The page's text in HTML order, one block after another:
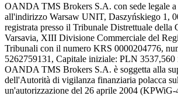
OANDA TMS Brokers S.A. con sede legale a
all'indirizzo Warsaw UNIT, Daszyńskiego 1,
registrata presso il Tribunale Distrettuale della
Varsavia, XIII Divisione Commerciale del
Tribunali con il numero KRS 0000204776,
5262759131, Capitale iniziale: PLN 3537,560
OANDA TMS Brokers S.A. è soggetta alla
dell'Autorità di vigilanza finanziaria polacca
un'autorizzazione del 26 aprile 2004